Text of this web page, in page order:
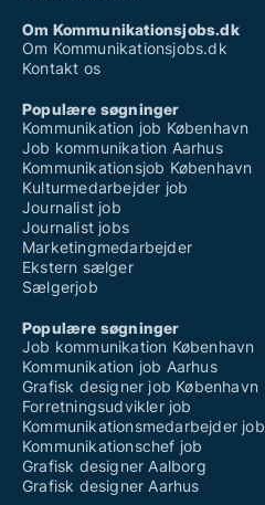
Om Kommunikationsjobs.dk
Om Kommunikationsjobs.dk
Kontakt os
Populære søgninger
Kommunikation job København
Job kommunikation Aarhus
Kommunikationsjob København
Kulturmedarbejder job
Journalist job
Journalist jobs
Marketingmedarbejder
Ekstern sælger
Sælgerjob
Populære søgninger
Job kommunikation København
Kommunikation job Aarhus
Grafisk designer job København
Forretningsudvikler job
Kommunikationsmedarbejder job
Kommunikationschef job
Grafisk designer Aalborg
Grafisk designer Aarhus